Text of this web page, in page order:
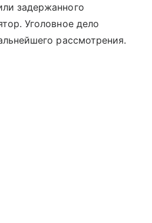
задержанного
Уголовное дело
рассмотрения.